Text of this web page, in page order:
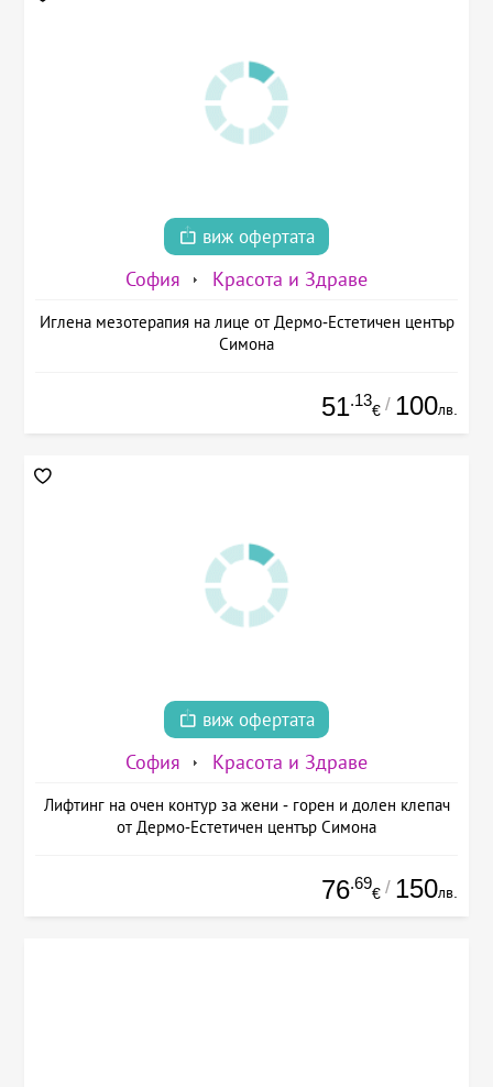
виж офертата
София Красота и Здраве
Иглена мезотерапия на лице от Дермо-Естетичен център
Симона
51.13
€ / 100лв.
виж офертата
София Красота и Здраве
Лифтинг на очен контур за жени - горен и долен клепач
от Дермо-Естетичен център Симона
76.69
€ / 150лв.